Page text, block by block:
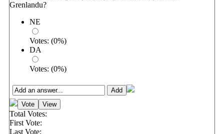
Grenlandu?
NE
Votes: (0%)
DA
Votes: (0%)
Total Votes:
First Vote:
Last Vote: